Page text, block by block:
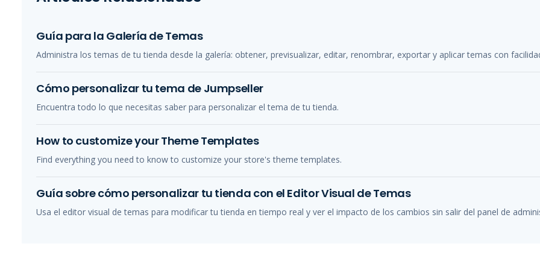
Guía para la Galería de Temas
Administra los temas de tu tienda desde la galería: obtener, previsualizar, editar, renombrar, exportar y aplicar temas con
Cómo personalizar tu tema de Jumpseller
Encuentra todo lo que necesitas saber para personalizar el tema de tu tienda.
How to customize your Theme Templates
Find everything you need to know to customize your store's theme templates.
Guía sobre cómo personalizar tu tienda con el Editor Visual de Temas
Usa el editor visual de temas para modificar tu tienda en tiempo real y ver el impacto de los cambios sin salir del panel de